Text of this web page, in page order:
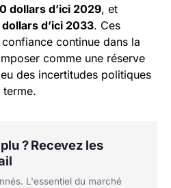
dollars d’ici 2029, et
d’ici 2033. Ces
continue dans la
comme une réserve
des incertitudes politiques
? Recevez les
L'essentiel du marché